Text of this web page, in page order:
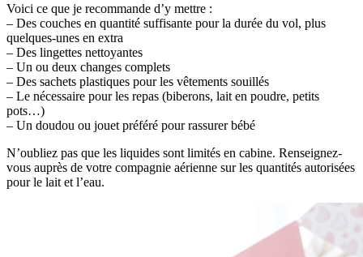
Voici ce que je recommande d’y mettre :
– Des couches en quantité suffisante pour la durée du vol, plus
quelques-unes en extra
– Des lingettes nettoyantes
– Un ou deux changes complets
– Des sachets plastiques pour les vêtements souillés
– Le nécessaire pour les repas (biberons, lait en poudre, petits
pots…)
– Un doudou ou jouet préféré pour rassurer bébé
N’oubliez pas que les liquides sont limités en cabine. Renseignez-
vous auprès de votre compagnie aérienne sur les quantités autorisées
pour le lait et l’eau.